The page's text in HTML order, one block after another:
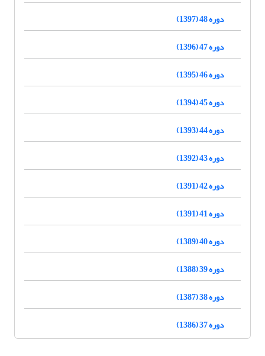
دوره 48 (1397)
دوره 47 (1396)
دوره 46 (1395)
دوره 45 (1394)
دوره 44 (1393)
دوره 43 (1392)
دوره 42 (1391)
دوره 41 (1391)
دوره 40 (1389)
دوره 39 (1388)
دوره 38 (1387)
دوره 37 (1386)